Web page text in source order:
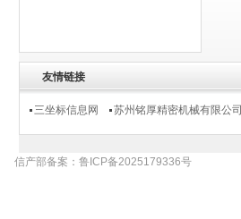
友情链接
三坐标信息网 苏州铭厚精密机械有限公司
信产部备案：鲁ICP备2025179336号